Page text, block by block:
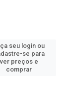
seu login ou
se para
ver preços e
comprar